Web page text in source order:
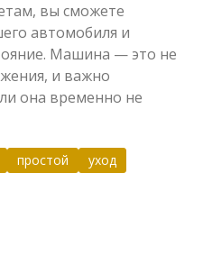
вы сможете
автомобиля и
Машина — это не
и важно
она временно не
простой уход